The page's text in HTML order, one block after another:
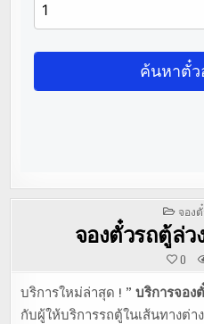
IN
จอง
จองตั๋วรถตู้ล่
0
บริการใหม่ล่าสุด ! ” บริการจอง
กับผู้ให้บริการรถตู้ในเส้นทางต่า